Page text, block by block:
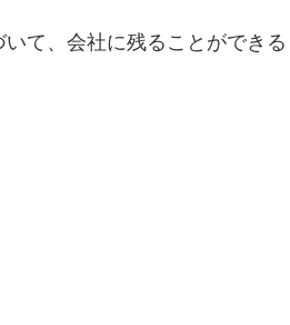
いて、会社に残ることができる